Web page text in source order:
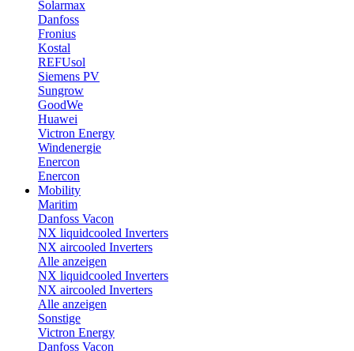
Solarmax
Danfoss
Fronius
Kostal
REFUsol
Siemens PV
Sungrow
GoodWe
Huawei
Victron Energy
Windenergie
Enercon
Enercon
Mobility
Maritim
Danfoss Vacon
NX liquidcooled Inverters
NX aircooled Inverters
Alle anzeigen
NX liquidcooled Inverters
NX aircooled Inverters
Alle anzeigen
Sonstige
Victron Energy
Danfoss Vacon